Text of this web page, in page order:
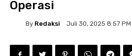
Operasi
By Redaksi Juli 30, 2025 8:57 PM